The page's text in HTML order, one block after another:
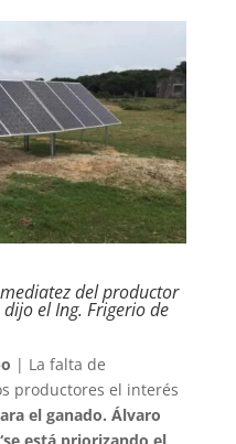
del productor
el Ing. Frigerio de
| La falta de
productores el interés
el ganado. Álvaro
está priorizando el